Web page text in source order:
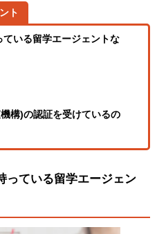
ト
いる留学エージェントな
構)の認証を受けているの
っている留学エージェン